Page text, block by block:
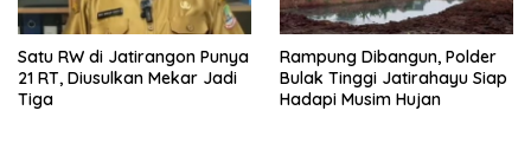
Satu RW di Jatirangon Punya
21 RT, Diusulkan Mekar Jadi
Tiga
Rampung Dibangun, Polder
Bulak Tinggi Jatirahayu Siap
Hadapi Musim Hujan